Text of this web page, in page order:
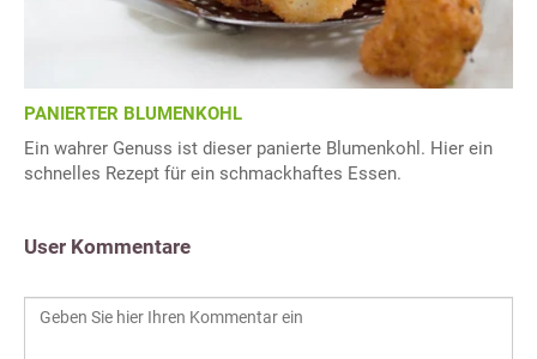
PANIERTER BLUMENKOHL
Ein wahrer Genuss ist dieser panierte Blumenkohl. Hier ein
schnelles Rezept für ein schmackhaftes Essen.
User Kommentare